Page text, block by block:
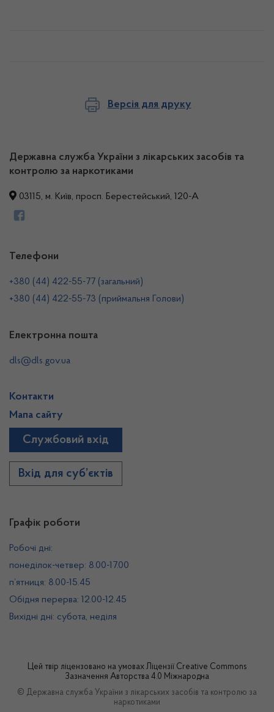
Версія для друку
Державна служба України з лікарських засобів та
контролю за наркотиками
03115, м. Київ, просп. Берестейський, 120-А
Графік роботи
Робочі дні:
понеділок-четвер: 8.00-17.00
п’ятниця: 8.00-15.45
Обідня перерва: 12.00-12.45
Вихідні дні: субота, неділя
Телефони
+380 (44) 422-55-77 (загальний)
+380 (44) 422-55-73 (приймальня Голови)
Електронна пошта
dls@dls.gov.ua
Контакти
Мапа сайту
Службовий вхід
Вхід для суб’єктів
Цей твір ліцензовано на умовах Ліцензії Creative Commons
Зазначення Авторства 4.0 Міжнародна
© Державна служба України з лікарських засобів та контролю за
наркотиками